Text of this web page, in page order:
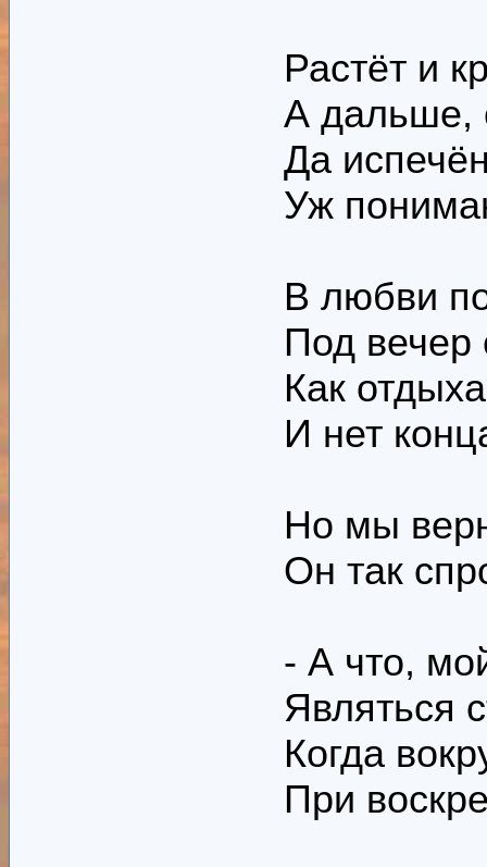
Растёт и
А дальше,
Да
Уж
В любви
Под вечер
Как
И нет
Но мы
Он так
- А что,
Являться
Когда
При